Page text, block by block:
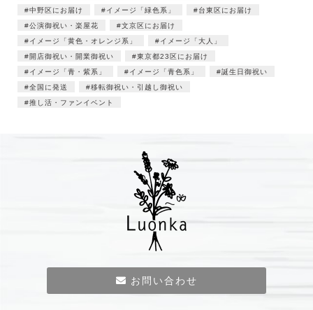
中野区にお届け
イメージ「緑色系」
台東区にお届け
公演御祝い・楽屋花
文京区にお届け
イメージ「黄色・オレンジ系」
イメージ「大人」
開店御祝い・開業御祝い
東京都23区にお届け
イメージ「青・紫系」
イメージ「青色系」
誕生日御祝い
全国に発送
移転御祝い・引越し御祝い
推し活・ファンイベント
お問い合わせ